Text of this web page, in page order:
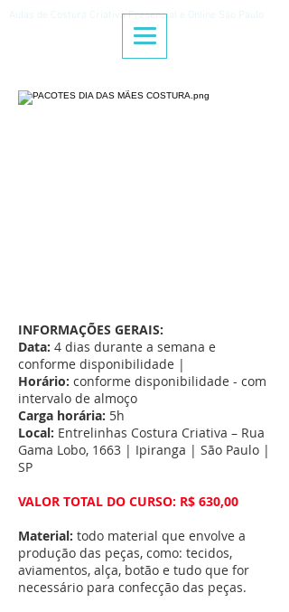
Aulas de Costura Criativa Presencial e Online São Paulo
INFORMAÇÕES GERAIS:
Data: 4 dias durante a semana e
conforme disponibilidade |
Horário: conforme disponibilidade - com
intervalo de almoço
Carga horária: 5h
Local: Entrelinhas Costura Criativa – Rua
Gama Lobo, 1663 | Ipiranga | São Paulo |
SP
VALOR TOTAL DO CURSO: R$ 630,00
Material: todo material que envolve a
produção das peças, como: tecidos,
aviamentos, alça, botão e tudo que for
necessário para confecção das peças.